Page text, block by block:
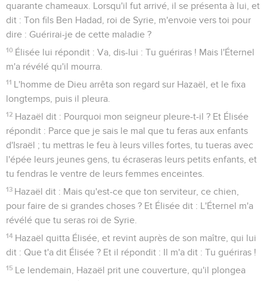
quarante chameaux. Lorsqu'il fut arrivé, il se présenta à lui, et
dit : Ton fils Ben Hadad, roi de Syrie, m'envoie vers toi pour
dire : Guérirai-je de cette maladie ?
10 Élisée lui répondit : Va, dis-lui : Tu guériras ! Mais l'Éternel
m'a révélé qu'il mourra.
11 L'homme de Dieu arrêta son regard sur Hazaël, et le fixa
longtemps, puis il pleura.
12 Hazaël dit : Pourquoi mon seigneur pleure-t-il ? Et Élisée
répondit : Parce que je sais le mal que tu feras aux enfants
d'Israël ; tu mettras le feu à leurs villes fortes, tu tueras avec
l'épée leurs jeunes gens, tu écraseras leurs petits enfants, et
tu fendras le ventre de leurs femmes enceintes.
13 Hazaël dit : Mais qu'est-ce que ton serviteur, ce chien,
pour faire de si grandes choses ? Et Élisée dit : L'Éternel m'a
révélé que tu seras roi de Syrie.
14 Hazaël quitta Élisée, et revint auprès de son maître, qui lui
dit : Que t'a dit Élisée ? Et il répondit : Il m'a dit : Tu guériras !
15 Le lendemain, Hazaël prit une couverture, qu'il plongea